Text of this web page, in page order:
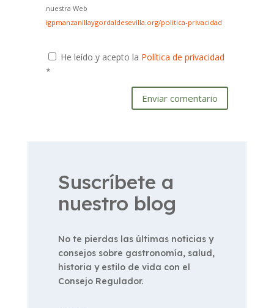
nuestra Web
igpmanzanillaygordaldesevilla.org/politica-privacidad
He leído y acepto la Política de privacidad
*
Enviar comentario
Suscríbete a
nuestro blog
No te pierdas las últimas noticias y
consejos sobre gastronomía, salud,
historia y estilo de vida con el
Consejo Regulador.